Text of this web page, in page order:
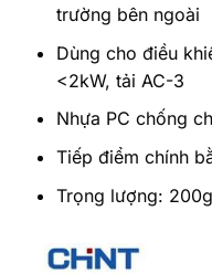
trường bên ngoài
Dùng cho điều
<2kW, tải AC-3
Nhựa PC chống
Tiếp điểm chính
Trọng lượng: 200g